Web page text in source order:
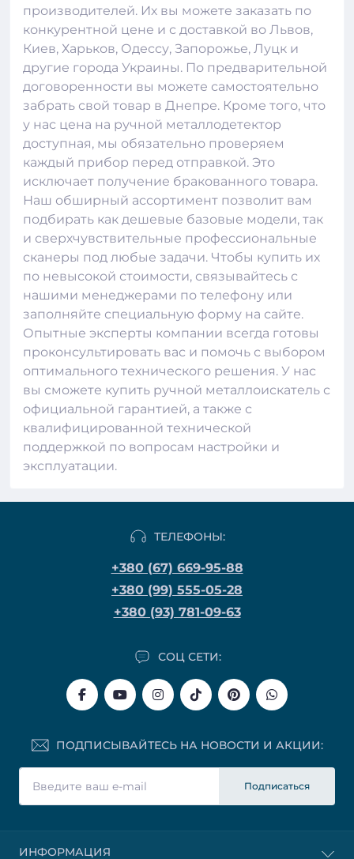
производителей. Их вы можете заказать по
конкурентной цене и с доставкой во Львов,
Киев, Харьков, Одессу, Запорожье, Луцк и
другие города Украины. По предварительной
договоренности вы можете самостоятельно
забрать свой товар в Днепре. Кроме того, что
у нас цена на ручной металлодетектор
доступная, мы обязательно проверяем
каждый прибор перед отправкой. Это
исключает получение бракованного товара.
Наш обширный ассортимент позволит вам
подбирать как дешевые базовые модели, так
и сверхчувствительные профессиональные
сканеры под любые задачи. Чтобы купить их
по невысокой стоимости, связывайтесь с
нашими менеджерами по телефону или
заполняйте специальную форму на сайте.
Опытные эксперты компании всегда готовы
проконсультировать вас и помочь с выбором
оптимального технического решения. У нас
вы сможете купить ручной металлоискатель с
официальной гарантией, а также с
квалифицированной технической
поддержкой по вопросам настройки и
эксплуатации.
ТЕЛЕФОНЫ:
+380 (67) 669-95-88
+380 (99) 555-05-28
+380 (93) 781-09-63
СОЦ СЕТИ:
ПОДПИСЫВАЙТЕСЬ НА НОВОСТИ И АКЦИИ:
Подписаться
ИНФОРМАЦИЯ